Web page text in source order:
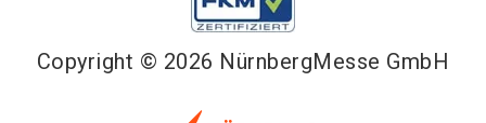
Copyright © 2026 NürnbergMesse GmbH